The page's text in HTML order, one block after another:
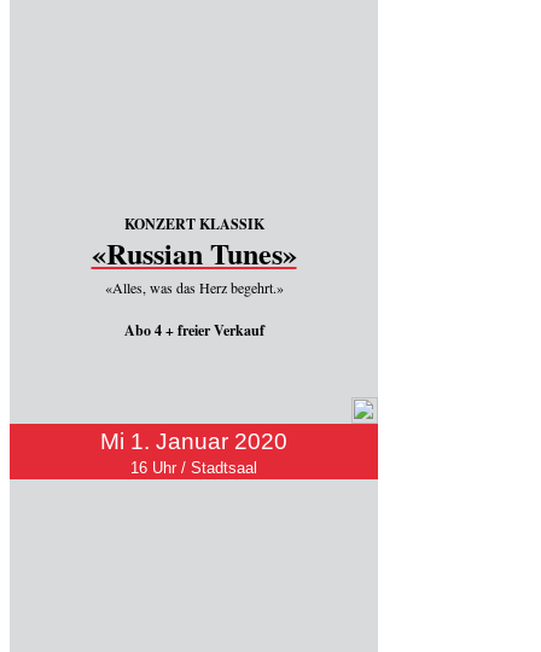
KONZERT KLASSIK
«Russian Tunes»
«Alles, was das Herz begehrt.»
Abo 4 + freier Verkauf
Mi 1. Januar 2020
16 Uhr / Stadtsaal